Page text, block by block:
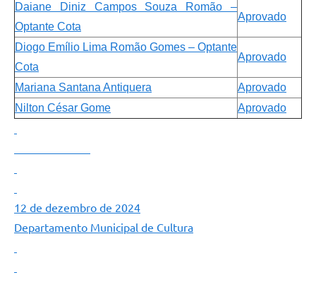
Daiane Diniz Campos Souza Romão –
Optante Cota
Aprovado
Diogo Emílio Lima Romão Gomes – Optante
Cota
Aprovado
Mariana Santana Antiquera
Aprovado
Nilton César Gome
Aprovado
12 de dezembro de 2024
Departamento Municipal de Cultura